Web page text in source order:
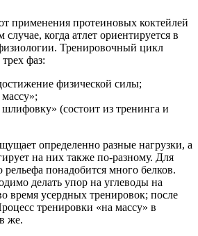
применения протеиновых коктейлей
случае, когда атлет ориентируется в
Тренировочный цикл
фаз:
физической силы;
(состоит из тренинга и
определенно разные нагрузки, а
на них также по-разному. Для
понадобится много белков.
делать упор на углеводы на
время усердных тренировок; после
тренировки «на массу» в
же.